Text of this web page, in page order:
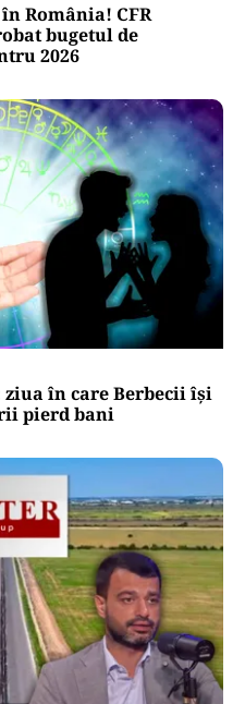
România! CFR
bugetul de
2026
ziua în care Berbecii își
pierd bani